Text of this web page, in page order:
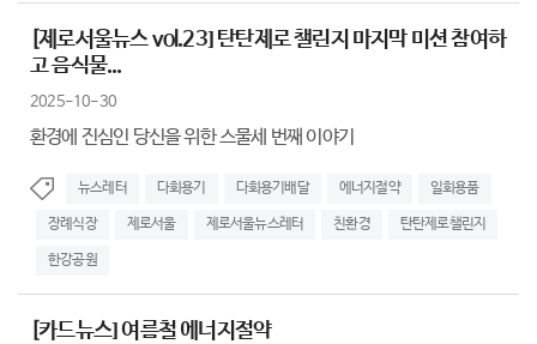
[제로서울뉴스 vol.23] 탄탄제로 챌린지 마지막 미션 참여하
고 음식물...
2025-10-30
환경에 진심인 당신을 위한 스물세 번째 이야기
뉴스레터 다회용기 다회용기배달 에너지절약 일회용품
장례식장 제로서울 제로서울뉴스레터 친환경 탄탄제로챌린지
한강공원
[카드뉴스] 여름철 에너지절약